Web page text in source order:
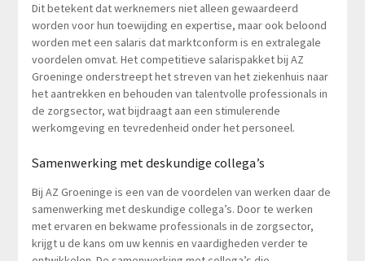
Dit betekent dat werknemers niet alleen gewaardeerd
worden voor hun toewijding en expertise, maar ook beloond
worden met een salaris dat marktconform is en extralegale
voordelen omvat. Het competitieve salarispakket bij AZ
Groeninge onderstreept het streven van het ziekenhuis naar
het aantrekken en behouden van talentvolle professionals in
de zorgsector, wat bijdraagt aan een stimulerende
werkomgeving en tevredenheid onder het personeel.
Samenwerking met deskundige collega’s
Bij AZ Groeninge is een van de voordelen van werken daar de
samenwerking met deskundige collega’s. Door te werken
met ervaren en bekwame professionals in de zorgsector,
krijgt u de kans om uw kennis en vaardigheden verder te